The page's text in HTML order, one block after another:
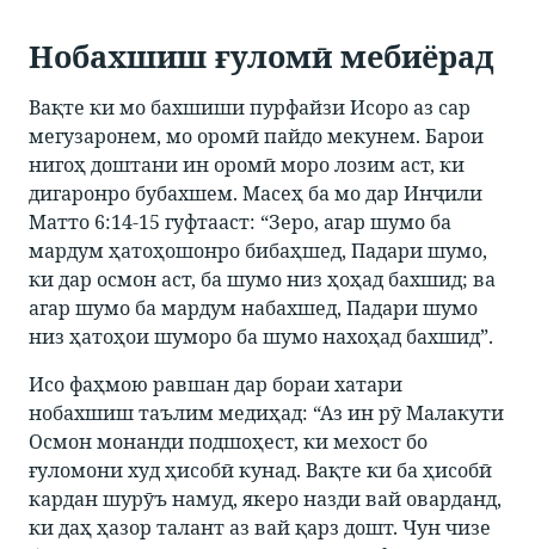
Нобахшиш ғуломӣ мебиёрад
Вақте ки мо бахшиши пурфайзи Исоро аз сар
мегузаронем, мо оромӣ пайдо мекунем. Барои
нигоҳ доштани ин оромӣ моро лозим аст, ки
дигаронро бубахшем. Масеҳ ба мо дар Инҷили
Матто 6:14-15 гуфтааст: “Зеро, агар шумо ба
мардум ҳатоҳошонро бибаҳшед, Падари шумо,
ки дар осмон аст, ба шумо низ ҳоҳад бахшид; ва
агар шумо ба мардум набахшед, Падари шумо
низ ҳатоҳои шуморо ба шумо нахоҳад бахшид”.
Исо фаҳмою равшан дар бораи хатари
нобахшиш таълим медиҳад: “Аз ин рӯ Малакути
Осмон монанди подшоҳест, ки мехост бо
ғуломони худ ҳисобӣ кунад. Вақте ки ба ҳисобӣ
кардан шурӯъ намуд, якеро назди вай оварданд,
ки даҳ ҳазор талант аз вай қарз дошт. Чун чизе